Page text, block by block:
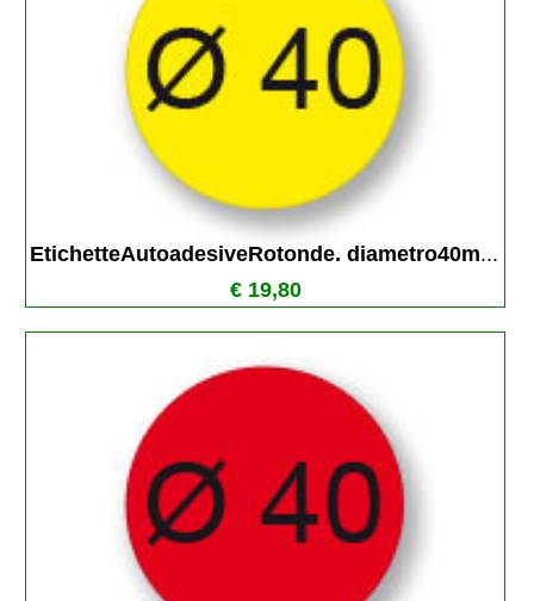
EtichetteAutoadesiveRotonde. diametro40m...
€ 19,80